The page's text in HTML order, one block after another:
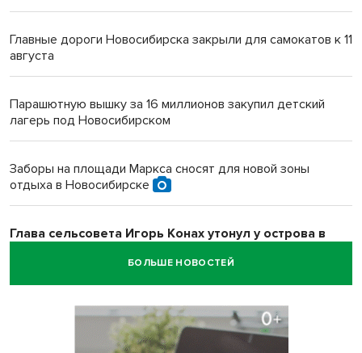
Главные дороги Новосибирска закрыли для самокатов к 11
августа
Парашютную вышку за 16 миллионов закупил детский
лагерь под Новосибирском
Заборы на площади Маркса сносят для новой зоны
отдыха в Новосибирске
Глава сельсовета Игорь Конах утонул у острова в
млрд рублей
БОЛЬШЕ НОВОСТЕЙ